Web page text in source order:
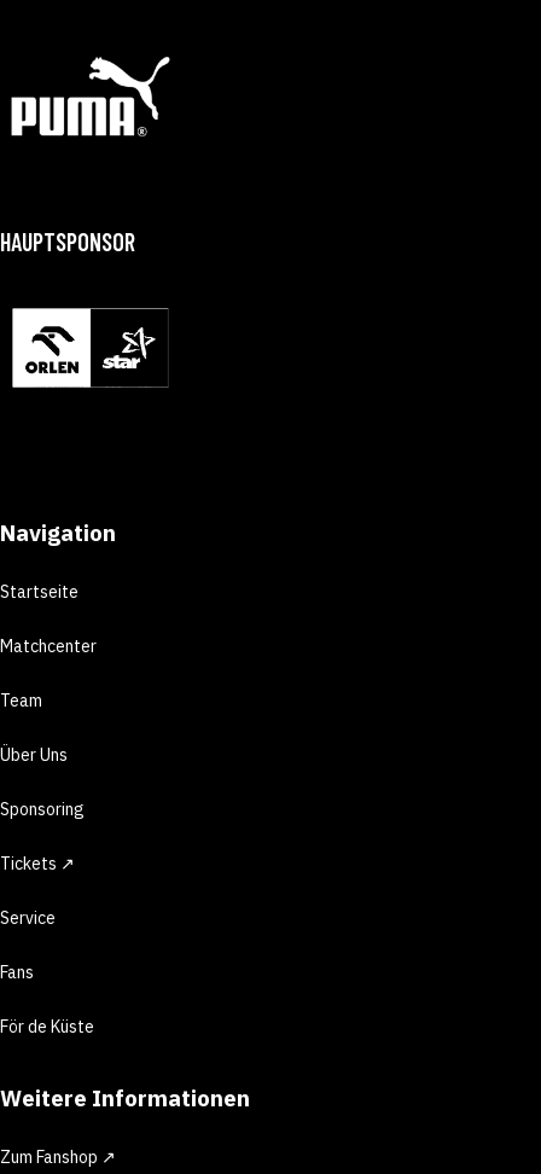
HAUPTSPONSOR
Navigation
Startseite
Matchcenter
Team
Über Uns
Sponsoring
Tickets ↗
Service
Fans
För de Küste
Weitere Informationen
Zum Fanshop ↗